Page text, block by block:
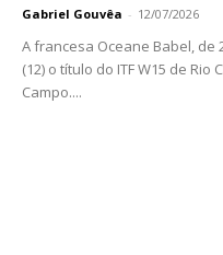
Gabriel Gouvêa - 12/07/2026
A francesa Oceane Babel,
(12) o título do ITF W15 de
Campo....